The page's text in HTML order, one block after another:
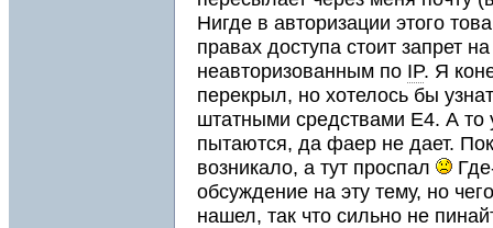
Нигде в авторизации этого
правах доступа стоит запрет
неавторизованным по IP. Я
перекрыл, но хотелось бы
штатными средствами Е4. А
пытаются, да фаер не дает.
возникало, а тут проспал
обсуждение на эту тему, но
нашел, так что сильно не